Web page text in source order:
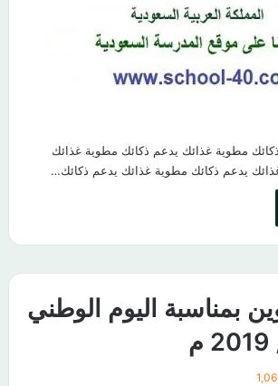
مطوية غذائك يدعم ذكائك مطوية غذائك
يدعم ذكائك مطوية غذائك يدعم ذكائك…
بمناسبة اليوم الوطني